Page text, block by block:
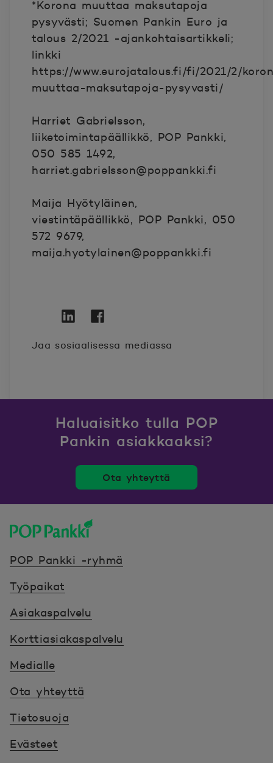
*Korona muuttaa maksutapoja
pysyvästi; Suomen Pankin Euro ja
talous 2/2021 -ajankohtaisartikkeli;
linkki
https://www.eurojatalous.fi/fi/2021/2/
muuttaa-maksutapoja-pysyvasti/
Harriet Gabrielsson,
liiketoimintapäällikkö, POP Pankki,
050 585 1492,
harriet.gabrielsson@poppankki.fi
Maija Hyötyläinen,
viestintäpäällikkö, POP Pankki, 050
572 9679,
maija.hyotylainen@poppankki.fi
Jaa sosiaalisessa mediassa
Haluaisitko tulla POP
Pankin asiakkaaksi?
Ota yhteyttä
POP Pankki -ryhmä
Työpaikat
Asiakaspalvelu
Korttiasiakaspalvelu
Medialle
Ota yhteyttä
Tietosuoja
Evästeet